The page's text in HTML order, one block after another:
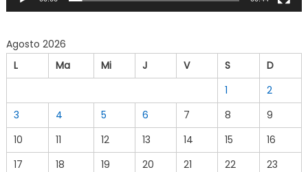
Agosto 2026
L
Ma Mi J V S
D
1
2
3
4 5 6 7 8
9
10
11 12 13 14 15
16
17
18 19 20 21 22
23